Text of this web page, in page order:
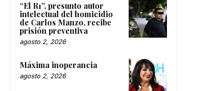
“El R1”, presunto autor
intelectual del homicidio
de Carlos Manzo, recibe
prisión preventiva
agosto 2, 2026
Máxima inoperancia
agosto 2, 2026